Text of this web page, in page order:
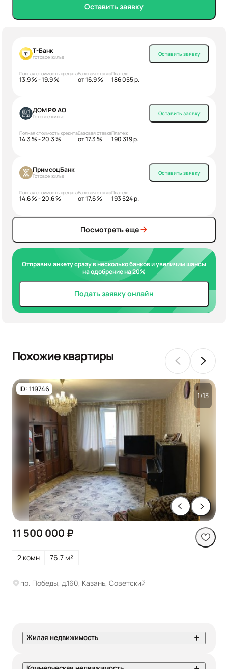
Оставить заявку
Т-Банк
готовое жилье
Полная стоимость кредита
13.9 % - 19.9 %
Базовая ставка
от 16.9 %
Платеж
186 055 р.
Оставить заявку
ДОМ РФ АО
Готовое жилье
Полная стоимость кредита
14.3 % - 20.3 %
Базовая ставка
от 17.3 %
Платеж
190 319 р.
Оставить заявку
ПримсоцБанк
Готовое жилье
Полная стоимость кредита
14.6 % - 20.6 %
Базовая ставка
от 17.6 %
Платеж
193 524 р.
Оставить заявку
Посмотреть еще
Отправим анкету сразу в несколько банков и увеличим шансы
на одобрение на 20%
Подать заявку онлайн
Похожие квартиры
ID: 119746
1/13
11 500 000 ₽
2 комн 76.7 м²
пр. Победы, д.160, Казань, Советский
Жилая недвижимость